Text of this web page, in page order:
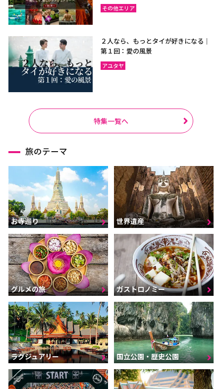
その他エリア
２人なら、もっとタイが好きになる｜
第１回：愛の風景
アユタヤ
特集一覧へ
旅のテーマ
お寺巡り 世界遺産
グルメの旅 ガストロノミー
ラグジュアリー 国立公園・歴史公園